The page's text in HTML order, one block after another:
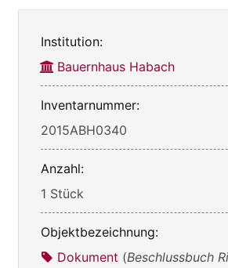
Institution:
Bauernhaus Habach
Inventarnummer:
2015ABH0340
Anzahl:
1 Stück
Objektbezeichnung:
Dokument (Beschlussbuch